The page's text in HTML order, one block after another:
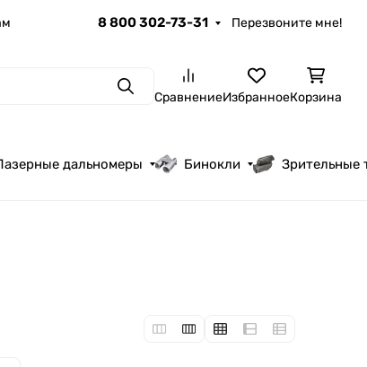
8 800 302-73-31 Перезвоните мне!
ПоискСравнениеИзбранноеКорзина
дальномеры Бинокли Зрительные